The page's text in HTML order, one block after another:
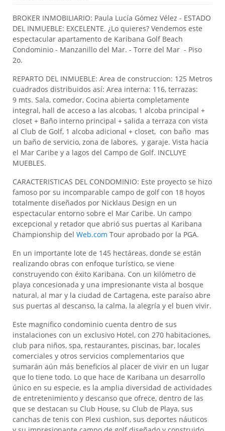
BROKER INMOBILIARIO: Paula Lucía Gómez Vélez - ESTADO
DEL INMUEBLE: EXCELENTE. ¿Lo quieres? Vendemos este
espectacular apartamento de Karibana Golf Beach
Condominio - Manzanillo del Mar. - Torre del Mar - Piso
2o.
REPARTO DEL INMUEBLE: Area de construccion: 125 Metros
cuadrados distribuidos así: Area interna: 116, terrazas:
9 mts. Sala, comedor, Cocina abierta completamente
integral, hall de acceso a las alcobas, 1 alcoba principal +
closet + Baño interno principal + salida a terraza con vista
al Club de Golf, 1 alcoba adicional + closet, con baño mas
un baño de servicio, zona de labores, y garaje. Vista hacia
el Mar Caribe y a lagos del Campo de Golf. INCLUYE
MUEBLES.
CARACTERISTICAS DEL CONDOMINIO: Este proyecto se hizo
famoso por su incomparable campo de golf con 18 hoyos
totalmente diseñados por Nicklaus Design en un
espectacular entorno sobre el Mar Caribe. Un campo
excepcional y retador que abrió sus puertas al Karibana
Championship del Web.com Tour aprobado por la PGA.
En un importante lote de 145 hectáreas, donde se están
realizando obras con enfoque turístico, se viene
construyendo con éxito Karibana. Con un kilómetro de
playa concesionada y una impresionante vista al bosque
natural, al mar y la ciudad de Cartagena, este paraíso abre
sus puertas al descanso, la calma, la alegría y el buen vivir.
Este magnifico condominio cuenta dentro de sus
instalaciones con un exclusivo Hotel, con 270 habitaciones,
club para niños, spa, restaurantes, piscinas, bar, locales
comerciales y otros servicios complementarios que
sumarán aún más beneficios al placer de vivir en un lugar
que lo tiene todo. Lo que hace de Karibana un desarrollo
único en su especie, es la amplia diversidad de actividades
de entretenimiento y descanso que ofrece, dentro de las
que se destacan su Club House, su Club de Playa, sus
canchas de tenis con Plexi cushion, sus deportes náuticos